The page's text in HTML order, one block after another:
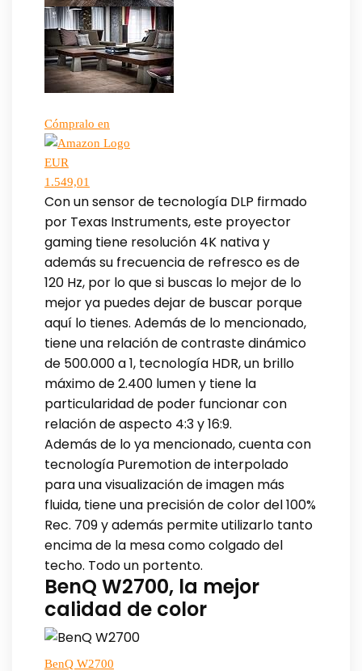
Cómpralo en
EUR
1.549,01
Con un sensor de tecnología DLP firmado
por Texas Instruments, este proyector
gaming tiene resolución 4K nativa y
además su frecuencia de refresco es de
120 Hz, por lo que si buscas lo mejor de lo
mejor ya puedes dejar de buscar porque
aquí lo tienes. Además de lo mencionado,
tiene una relación de contraste dinámico
de 500.000 a 1, tecnología HDR, un brillo
máximo de 2.400 lumen y tiene la
particularidad de poder funcionar con
relación de aspecto 4:3 y 16:9.
Además de lo ya mencionado, cuenta con
tecnología Puremotion de interpolado
para una visualización de imagen más
fluida, tiene una precisión de color del 100%
Rec. 709 y además permite utilizarlo tanto
encima de la mesa como colgado del
techo. Todo un portento.
BenQ W2700, la mejor
calidad de color
BenQ W2700